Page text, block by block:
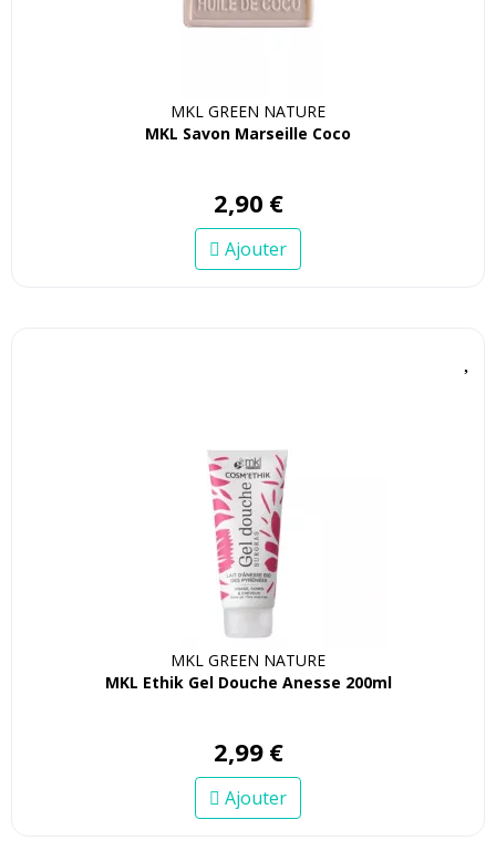
MKL GREEN NATURE
MKL Savon Marseille Coco
2,90 €
Ajouter
MKL GREEN NATURE
MKL Ethik Gel Douche Anesse 200ml
2,99 €
Ajouter